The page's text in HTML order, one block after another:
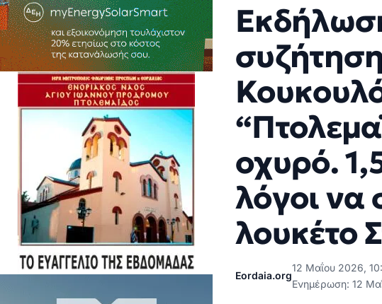
οχυρό.
λόγοι να
λουκέτο
Eordaia.org
12 Μαΐου 2026,
Ενημέρωση: 12